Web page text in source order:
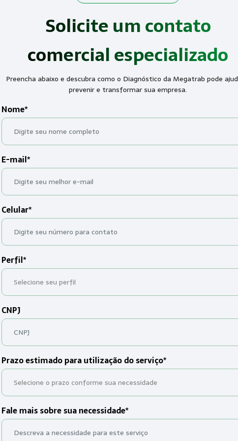
Solicite um contato
comercial especializado
Preencha abaixo e descubra como o Diagnóstico da Megatrab pode
prevenir e transformar sua empresa.
Nome*
E-mail*
Celular*
Perfil*
CNPJ
Prazo estimado para utilização do serviço*
Fale mais sobre sua necessidade*